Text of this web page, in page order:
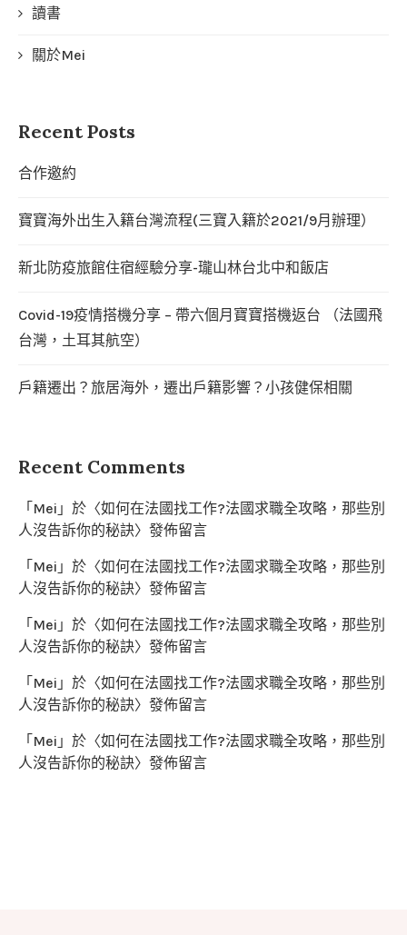
讀書
關於Mei
Recent Posts
合作邀約
寶寶海外出生入籍台灣流程(三寶入籍於2021/9月辦理）
新北防疫旅館住宿經驗分享-瓏山林台北中和飯店
Covid-19疫情搭機分享 – 帶六個月寶寶搭機返台 （法國飛
台灣，土耳其航空）
戶籍遷出？旅居海外，遷出戶籍影響？小孩健保相關
Recent Comments
「 Mei 」於〈如何在法國找工作?法國求職全攻略，那些別
人沒告訴你的秘訣〉發佈留言
「 Mei 」於〈如何在法國找工作?法國求職全攻略，那些別
人沒告訴你的秘訣〉發佈留言
「 Mei 」於〈如何在法國找工作?法國求職全攻略，那些別
人沒告訴你的秘訣〉發佈留言
「 Mei 」於〈如何在法國找工作?法國求職全攻略，那些別
人沒告訴你的秘訣〉發佈留言
「 Mei 」於〈如何在法國找工作?法國求職全攻略，那些別
人沒告訴你的秘訣〉發佈留言